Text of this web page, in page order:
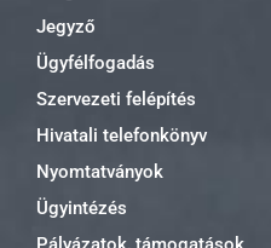
Jegyző
Ügyfélfogadás
Szervezeti felépítés
Hivatali telefonkönyv
Nyomtatványok
Ügyintézés